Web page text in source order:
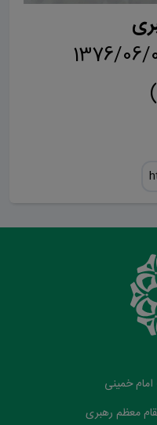
امام خمینی
معظم رهبری